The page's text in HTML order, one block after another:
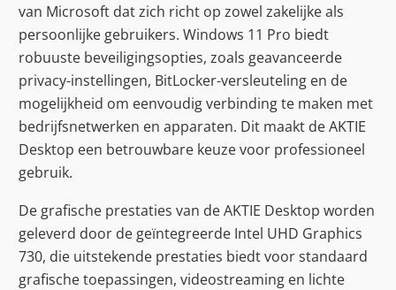
van Microsoft dat zich richt op zowel zakelijke als
persoonlijke gebruikers. Windows 11 Pro biedt
robuuste beveiligingsopties, zoals geavanceerde
privacy-instellingen, BitLocker-versleuteling en de
mogelijkheid om eenvoudig verbinding te maken met
bedrijfsnetwerken en apparaten. Dit maakt de AKTIE
Desktop een betrouwbare keuze voor professioneel
gebruik.
De grafische prestaties van de AKTIE Desktop worden
geleverd door de geïntegreerde Intel UHD Graphics
730, die uitstekende prestaties biedt voor standaard
grafische toepassingen, videostreaming en lichte